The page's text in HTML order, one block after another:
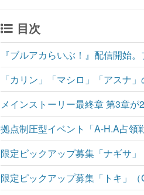
目次
『ブルアカらいぶ！』配信開始
「カリン」「マシロ」「アスナ
メインストーリー最終章 第3章
拠点制圧型イベント「A-H.A占領
限定ピックアップ募集「ナギサ
限定ピックアップ募集「トキ」